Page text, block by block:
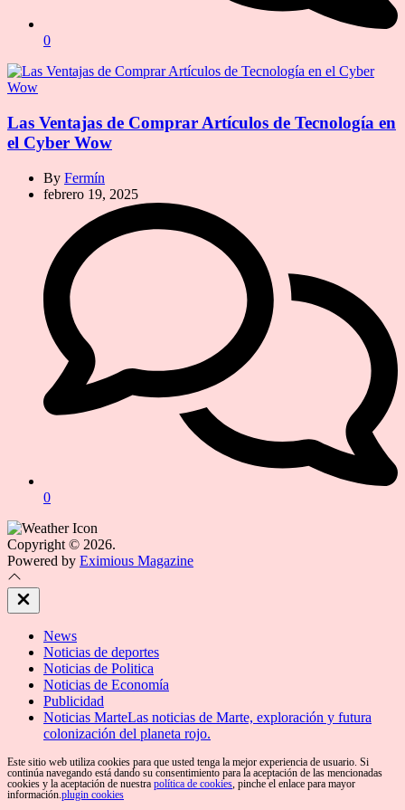
0
Las Ventajas de Comprar Artículos de Tecnología en
el Cyber Wow
By Fermín
febrero 19, 2025
0
Copyright © 2026.
Powered by Eximious Magazine
Close
Off
News
Noticias de deportes
Noticias de Politica
Noticias de Economía
Publicidad
Noticias MarteLas noticias de Marte, exploración y futura
colonización del planeta rojo.
Este sitio web utiliza cookies para que usted tenga la mejor experiencia de usuario. Si
continúa navegando está dando su consentimiento para la aceptación de las mencionadas
cookies y la aceptación de nuestra política de cookies, pinche el enlace para mayor
información.plugin cookies